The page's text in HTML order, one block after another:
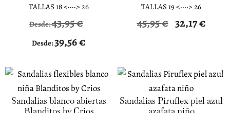
TALLAS 18 <····> 26
Desde:43,95€
Desde:39,56€
TALLAS 19 <····> 26
45,95€
El
45,95 €.
32,17€El
32,17 €.
Sandalias blanco abiertas
Sandalias Piruflex piel azul